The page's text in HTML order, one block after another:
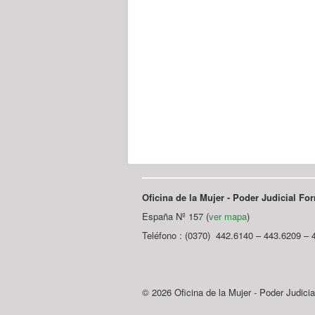
Oficina de la Mujer - Poder Judicial
España Nº 157 (ver mapa)
Teléfono : (0370) 442.6140 – 443.6209 –
© 2026 Oficina de la Mujer - Poder